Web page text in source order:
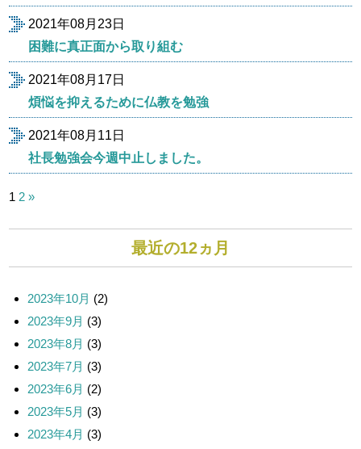
2021年08月23日
困難に真正面から取り組む
2021年08月17日
煩悩を抑えるために仏教を勉強
2021年08月11日
社長勉強会今週中止しました。
投
の
送
1 2 »
最近の12ヵ月
2023年10月 (2)
2023年9月 (3)
2023年8月 (3)
2023年7月 (3)
2023年6月 (2)
2023年5月 (3)
2023年4月 (3)